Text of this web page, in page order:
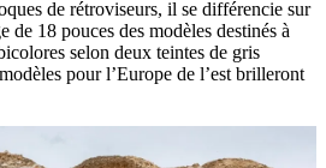
de rétroviseurs, il se différencie sur
de 18 pouces des modèles destinés à
selon deux teintes de gris
pour l’Europe de l’est brilleront